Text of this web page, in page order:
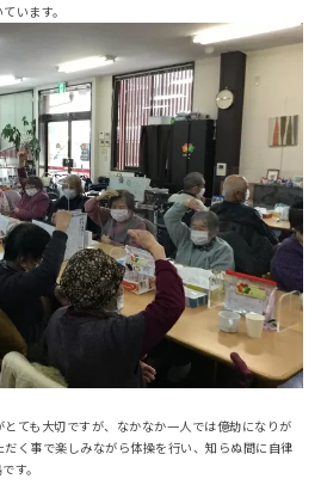
います。
ても大切ですが、なかなか一人では億劫になりが
く事で楽しみながら体操を行い、知らぬ間に自律
す。